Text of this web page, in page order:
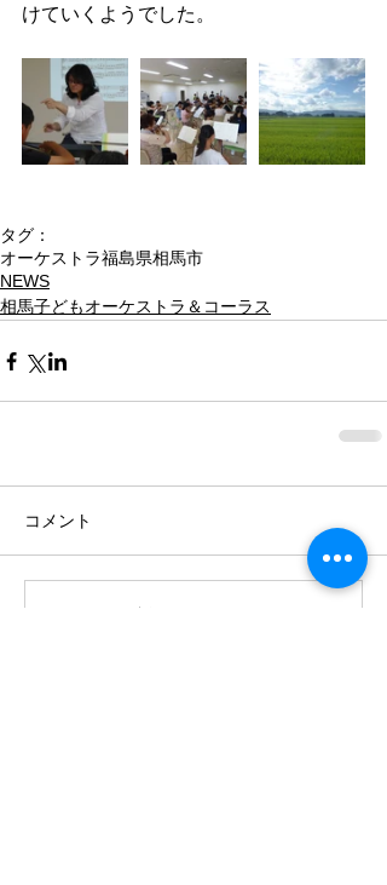
けていくようでした。
タグ：
オーケストラ福島県相馬市
NEWS
相馬子どもオーケストラ＆コーラス
コメント